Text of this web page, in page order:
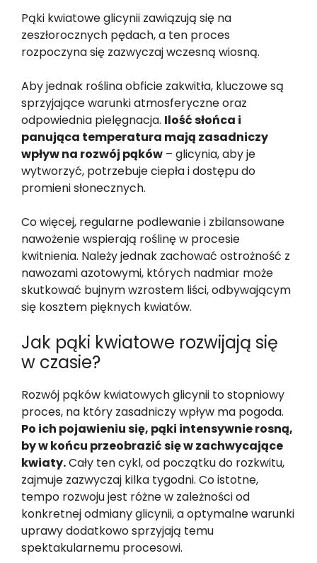
Pąki kwiatowe glicynii zawiązują się na
zeszłorocznych pędach, a ten proces
rozpoczyna się zazwyczaj wczesną wiosną.
Aby jednak roślina obficie zakwitła, kluczowe są
sprzyjające warunki atmosferyczne oraz
odpowiednia pielęgnacja. Ilość słońca i
panująca temperatura mają zasadniczy
wpływ na rozwój pąków – glicynia, aby je
wytworzyć, potrzebuje ciepła i dostępu do
promieni słonecznych.
Co więcej, regularne podlewanie i zbilansowane
nawożenie wspierają roślinę w procesie
kwitnienia. Należy jednak zachować ostrożność z
nawozami azotowymi, których nadmiar może
skutkować bujnym wzrostem liści, odbywającym
się kosztem pięknych kwiatów.
Jak pąki kwiatowe rozwijają się
w czasie?
Rozwój pąków kwiatowych glicynii to stopniowy
proces, na który zasadniczy wpływ ma pogoda.
Po ich pojawieniu się, pąki intensywnie rosną,
by w końcu przeobrazić się w zachwycające
kwiaty.Cały ten cykl, od początku do rozkwitu,
zajmuje zazwyczaj kilka tygodni. Co istotne,
tempo rozwoju jest różne w zależności od
konkretnej odmiany glicynii, a optymalne warunki
uprawy dodatkowo sprzyjają temu
spektakularnemu procesowi.